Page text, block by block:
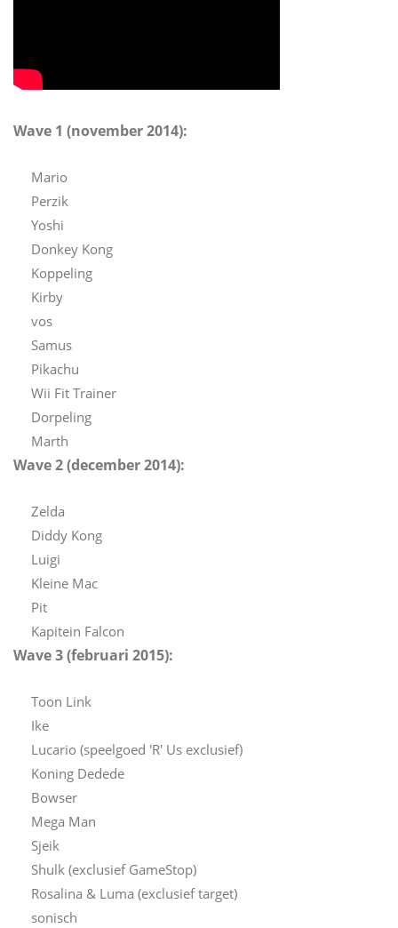
Wave 1 (november 2014):
Mario
Perzik
Yoshi
Donkey Kong
Koppeling
Kirby
vos
Samus
Pikachu
Wii Fit Trainer
Dorpeling
Marth
Wave 2 (december 2014):
Zelda
Diddy Kong
Luigi
Kleine Mac
Pit
Kapitein Falcon
Wave 3 (februari 2015):
Toon Link
Ike
Lucario (speelgoed 'R' Us exclusief)
Koning Dedede
Bowser
Mega Man
Sjeik
Shulk (exclusief GameStop)
Rosalina & Luma (exclusief target)
sonisch